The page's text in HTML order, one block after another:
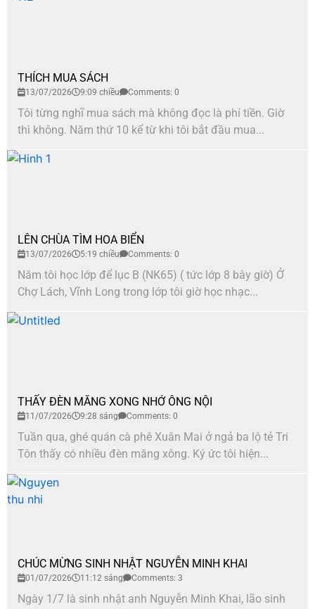
THÍCH MUA SÁCH
13/07/2026 9:09 chiều Comments: 0
Tôi từng nghĩ mua sách mà không đọc là phí tiền. Giờ
thì không. Năm thứ 10 kể từ khi tôi bắt đầu mua...
LÊN CHÙA TÌM HOA BIỂN
13/07/2026 5:19 chiều Comments: 0
Năm tôi học lớp để lục B (NK65) ( tức lớp 8 bây giờ) Ở
Chợ Lách, Vĩnh Long trong lớp tôi giờ học nhạc...
THẤY ĐÈN MĂNG XONG NHỚ ÔNG NỘI
11/07/2026 9:28 sáng Comments: 0
Tuần qua, ghé quán cà phê Xuân Mai ở ngả ba lộ tẻ Tri
Tôn thấy có nhiều đèn măng xông. Ký ức tôi hiện...
CHÚC MỪNG SINH NHẬT NGUYỄN MINH KHAI
01/07/2026 11:12 sáng Comments: 3
Ngày 1/7 là sinh nhật anh Nguyễn Minh Khai, lão sinh